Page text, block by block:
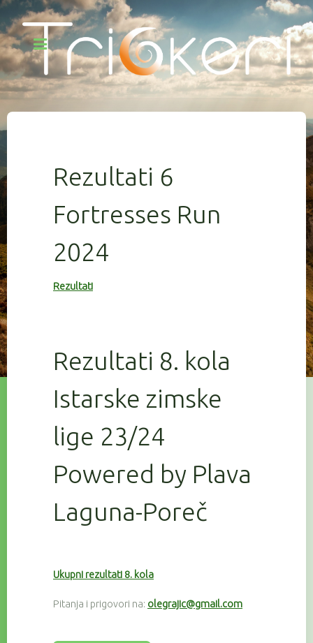
Rezultati 6
Fortresses Run
2024
Rezultati
Rezultati 8. kola
Istarske zimske
lige 23/24
Powered by Plava
Laguna-Poreč
Ukupni rezultati 8. kola
Pitanja i prigovori na: olegrajic@gmail.com